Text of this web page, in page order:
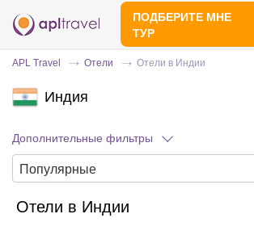
ПОДБЕРИТЕ МНЕ
ТУР
APL Travel Отели Отели в Индии
Индия
Дополнительные фильтры
Отели в Индии